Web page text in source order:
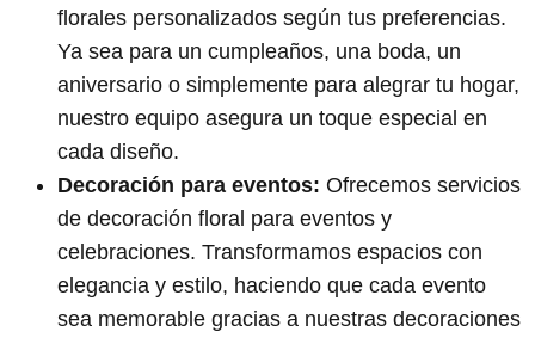
florales personalizados según tus preferencias.
Ya sea para un cumpleaños, una boda, un
aniversario o simplemente para alegrar tu hogar,
nuestro equipo asegura un toque especial en
cada diseño.
Decoración para eventos: Ofrecemos servicios
de decoración floral para eventos y
celebraciones. Transformamos espacios con
elegancia y estilo, haciendo que cada evento
sea memorable gracias a nuestras decoraciones